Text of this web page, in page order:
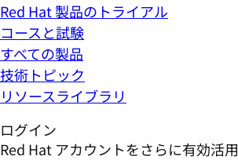
Red Hat 製品のトライアル
コースと試験
すべての製品
技術トピック
リソースライブラリ
ログイン
Red Hat アカウントをさらに有効活用